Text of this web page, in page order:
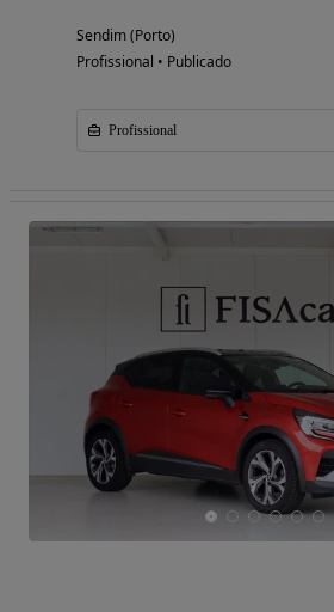
Sendim (Porto)
Profissional • Publicado
Profissional